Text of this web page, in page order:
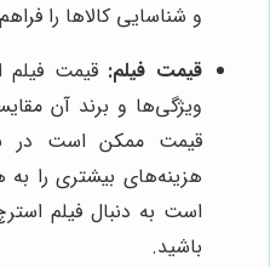
و شناسایی کالاها را
قیمت فیلم: قیمت فیلم
ویژگی‌ها و برند آن
قیمت ممکن است در
هزینه‌های بیشتری را به
است به دنبال فیلم
باشید.